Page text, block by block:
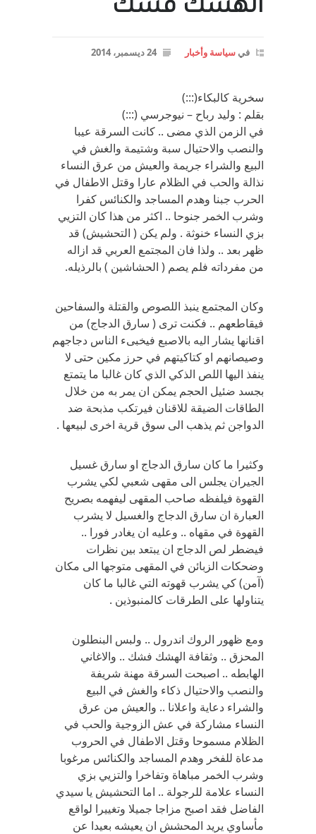
الهشك فشك
في سياسة وأخبار 24 ديسمبر، 2014
سخرية كالبكاء(:::)
بقلم : وليد رباح – نيوجرسي (:::)
في الزمن الذي مضى .. كانت السرقة عيبا
والنصب والاحتيال سبة وشتيمة والغش في
البيع والشراء جريمة والعيش من عرق النساء
نذالة والحب في الظلام عارا وقتل الاطفال في
الحرب جبنا وهدم المساجد والكنائس كفرا
وشرب الخمر جنوحا .. اكثر من هذا كان التزيي
بزي النساء خنوثة . ولم يكن ( التحشيش) قد
ظهر بعد .. ولذا فان المجتمع العربي قد ازاله
من مفرداته فلم يصم ( الحشاشين ) بالرذيله.
وكان المجتمع ينبذ اللصوص والقتلة والسفاحين
فيقاطعهم .. فكنت ترى ( سارق الدجاج) من
اقنانها يشار اليه بالاصبع فيخبىء الناس دجاجهم
وصيصانهم او كتاكيتهم في حرز مكين حتى لا
ينفذ اليها اللص الذكي الذي كان غالبا ما يتمتع
بجسد ضئيل الحجم يمكن ان يمر به من خلال
الطاقات الضيقة للاقنان فيرتكب مذبحة ضد
الدواجن ثم يذهب الى سوق قرية اخرى لبيعها .
وكثيرا ما كان سارق الدجاج او سارق غسيل
الجيران يجلس الى مقهى شعبي لكي يشرب
القهوة فيلفظه صاحب المقهى ليفهمه بصريح
العبارة ان سارق الدجاج والغسيل لا يشرب
القهوة في مقهاه .. وعليه ان يغادر فورا ..
فيضطر لص الدجاج ان يبتعد بين نظرات
وضحكات الزبائن في المقهى متوجها الى مكان
(آمن) كي يشرب قهوته التي غالبا ما كان
يتناولها على الطرقات كالمنبوذين .
ومع ظهور الروك اندرول .. ولبس البنطلون
المحزق .. وثقافة الهشك فشك .. والاغاني
الهابطه .. اصبحت السرقة مهنة شريفة
والنصب والاحتيال ذكاء والغش في البيع
والشراء دعاية واعلانا .. والعيش من عرق
النساء مشاركة في عش الزوجية والحب في
الظلام مسموحا وقتل الاطفال في الحروب
مدعاة للفخر وهدم المساجد والكنائس مرغوبا
وشرب الخمر مباهاة وتفاخرا والتزيي بزي
النساء علامة للرجولة .. اما التحشيش يا سيدي
الفاضل فقد اصبح مزاجا جميلا وتغييرا لواقع
مأساوي يريد المحشش ان يعيشه بعيدا عن